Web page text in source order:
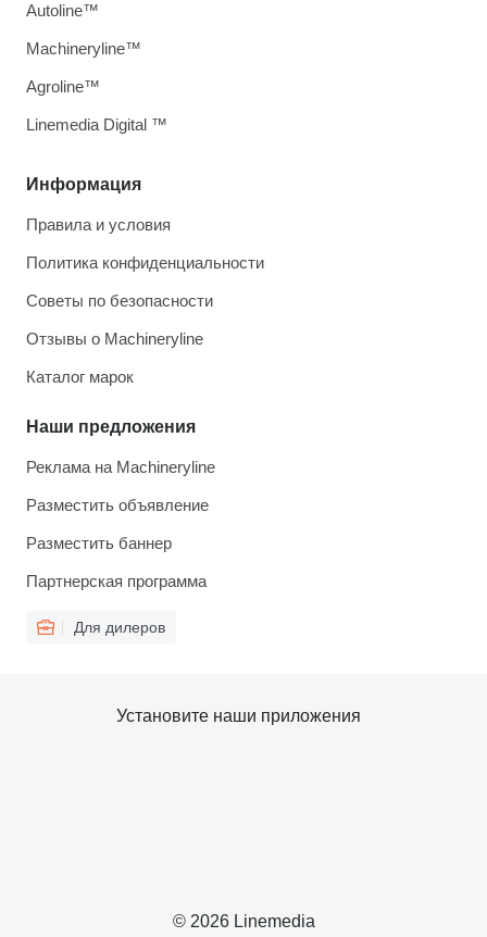
Информация
Правила и условия
Политика конфиденциальности
Советы по безопасности
Отзывы о Machineryline
Каталог марок
Наши предложения
Реклама на Machineryline
Разместить объявление
Разместить баннер
Партнерская программа
Для дилеров
Autoline™
Machineryline™
Agroline™
Linemedia Digital ™
© 2026 Linemedia
Установите наши приложения